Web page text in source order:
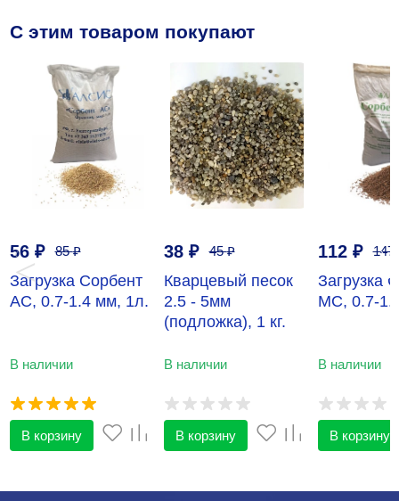
C этим товаром покупают
56 ₽ 85₽
Загрузка Сорбент
АС, 0.7-1.4 мм, 1л.
В наличии
В корзину
38 ₽ 45₽
Кварцевый песок
2.5 - 5мм
(подложка), 1 кг.
В наличии
В корзину
112 ₽ 147
Загрузка
МС, 0.7-
В наличии
В корзину
‹ ›